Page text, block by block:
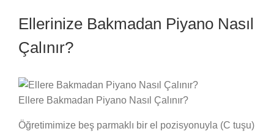
Ellerinize Bakmadan Piyano Nasıl
Çalınır?
Ellere Bakmadan Piyano Nasıl Çalınır?
Öğretimimize beş parmaklı bir el pozisyonuyla (C tuşu)